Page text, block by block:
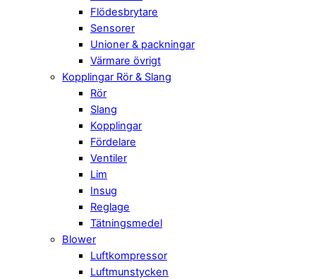
Flödesbrytare
Sensorer
Unioner & packningar
Värmare övrigt
Kopplingar Rör & Slang
Rör
Slang
Kopplingar
Fördelare
Ventiler
Lim
Insug
Reglage
Tätningsmedel
Blower
Luftkompressor
Luftmunstycken